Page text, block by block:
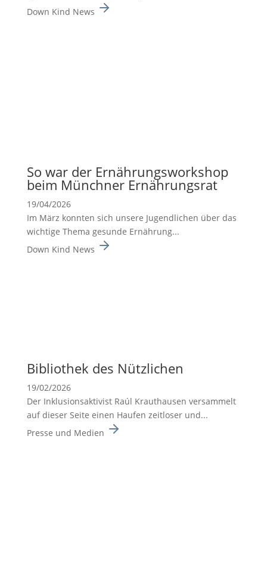
Down Kind News
So war der Ernäh­rungs­work­shop
beim Münchner Ernäh­rungsrat
19/04/2026
Im März konnten sich unsere Jugend­li­chen über das
wichtige Thema gesunde Ernäh­rung...
Down Kind News
Biblio­thek des Nützli­chen
19/02/2026
Der Inklusionsaktivist Raúl Krauthausen versammelt
auf dieser Seite einen Haufen zeitloser und...
Presse und Medien